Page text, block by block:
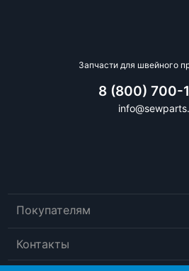
Запчасти для швейного
Покупателям
Контакты
8 (800) 700-